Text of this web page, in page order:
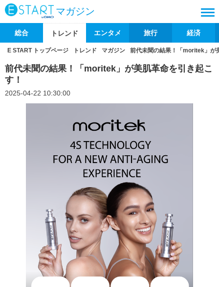
マガジン
総合 トレンド エンタメ 旅行 経済
E START トップページ トレンド マガジン 前代未聞の結果！「moritek」が
前代未聞の結果！「moritek」が美肌革命を引き起こ
す！
2025-04-22 10:30:00